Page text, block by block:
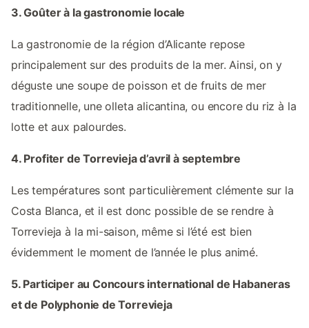
3. Goûter à la gastronomie locale
La gastronomie de la région d’Alicante repose
principalement sur des produits de la mer. Ainsi, on y
déguste une soupe de poisson et de fruits de mer
traditionnelle, une olleta alicantina, ou encore du riz à la
lotte et aux palourdes.
4. Profiter de Torrevieja d’avril à septembre
Les températures sont particulièrement clémente sur la
Costa Blanca, et il est donc possible de se rendre à
Torrevieja à la mi-saison, même si l’été est bien
évidemment le moment de l’année le plus animé.
5. Participer au Concours international de Habaneras
et de Polyphonie de Torrevieja